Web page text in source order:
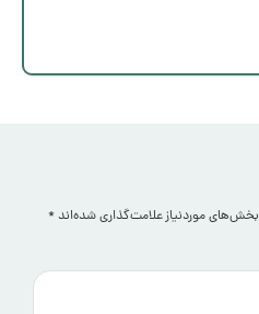
بخش‌های موردنیاز علامت‌گذاری شده‌اند*